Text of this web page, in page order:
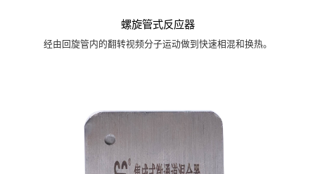
螺旋管式反应器
经由回旋管内的翻转视频分子运动做到快速相混和换热。